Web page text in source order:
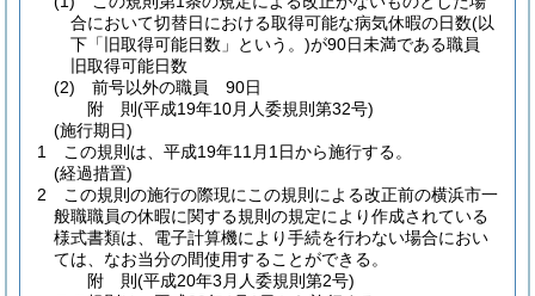
合において切替日における取得可能な病気休暇の日数(以
下「旧取得可能日数」という。)が90日未満である職員
旧取得可能日数
(2)
前号以外の職員 90日
附 則(平成19年10月 人委規則第32号)
(施行期日)
1
この規則は、平成19年11月1日から施行する。
(経過措置)
2
この規則の施行の際現にこの規則による改正前の横浜市一
般職職員の休暇に関する規則の規定により作成されている
様式書類は、電子計算機により手続を行わない場合におい
ては、なお当分の間使用することができる。
附 則(平成20年3月 人委規則第2号)